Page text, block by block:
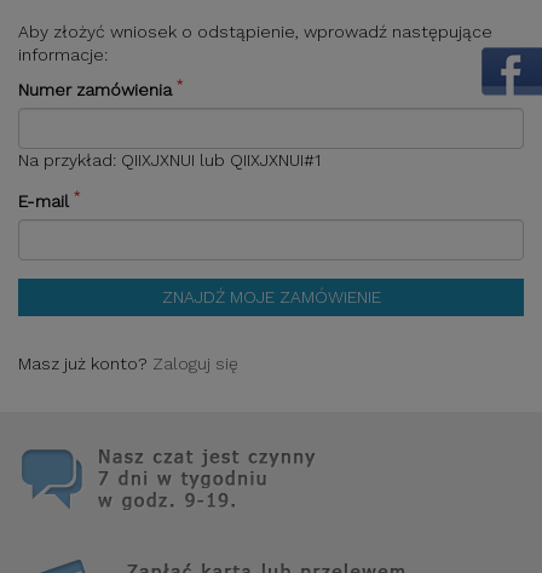
Aby złożyć wniosek o odstąpienie, wprowadź następujące
informacje:
Numer zamówienia *
Na przykład: QIIXJXNUI lub QIIXJXNUI#1
E-mail *
ZNAJDŹ MOJE ZAMÓWIENIE
Masz już konto? Zaloguj się